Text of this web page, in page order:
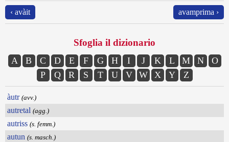
‹ avàit avamprima ›
Sfoglia il dizionario
A B C D E F G H I J K L M N
O
P
Q R S T U V W X Y Z
àutr (avv.)
autretal (agg.)
autriss (s. femm.)
autun (s. masch.)